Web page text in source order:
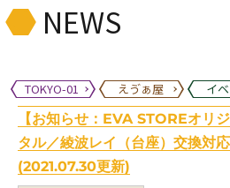
NEWS
TOKYO-01 えゔぁ屋
イ
【お知らせ：EVA STOREオリ
タル／綾波レイ（台座）交換対
(2021.07.30更新)